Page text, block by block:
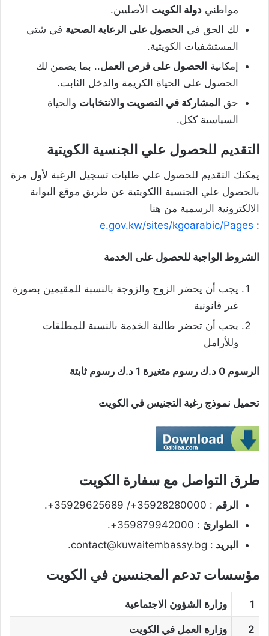
مواطني دولة الكويت الأصليين.
لك الحق في الحصول على الرعاية الصحية في شتى
المستشفيات الكويتية.
إمكانية الحصول على فرص العمل.. بما يضمن لك
الحصول على الحياة الكريمة والدخل الثابت.
حق المشاركة في التصويت والانتخابات والحياة
السياسية ككل.
التقديم للحصول علي الجنسية الكويتية
يمكنك التقديم للحصول علي طلبات تسجيل الرغبة لأول مرة
بالحصول علي الجنسية االكويتية عن طريق موقع البوابة
الالكترونية الرسمية من هنا
:
e.gov.kw/sites/kgoarabic/Pages
الشروط الواجبة للحصول على الخدمة
يجب أن يحضر الزوج والزوجة بالنسبة للمقيمين بصورة
غير قانونية
يجب أن تحضر طالبة الخدمة بالنسبة للمطلقات
وللأرامل
الرسوم 0 د.ك رسوم متغيرة 1 د.ك رسوم ثابتة
تحميل نموذج رغبة التجنيس في الكويت
طرق التواصل مع سفارة الكويت
الرقم : 35928280000+/ 35929625689+.
الطوارئ : 359879942000+.
البريد : contact@kuwaitembassy.bg.
مؤسسات تدعم المجنسين في الكويت
1 وزارة الشؤون الاجتماعية
2 وزارة العمل في الكويت